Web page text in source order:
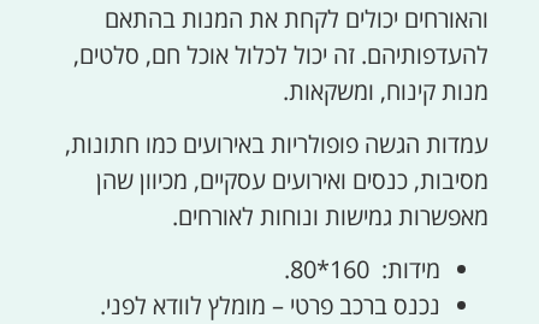
והאורחים יכולים לקחת את המנות בהתאם
להעדפותיהם. זה יכול לכלול אוכל חם, סלטים,
מנות קינוח, ומשקאות.
עמדות הגשה פופולריות באירועים כמו חתונות,
מסיבות, כנסים ואירועים עסקיים, מכיוון שהן
מאפשרות גמישות ונוחות לאורחים.
מידות: 160*80.
נכנס ברכב פרטי – מומלץ לוודא לפני.